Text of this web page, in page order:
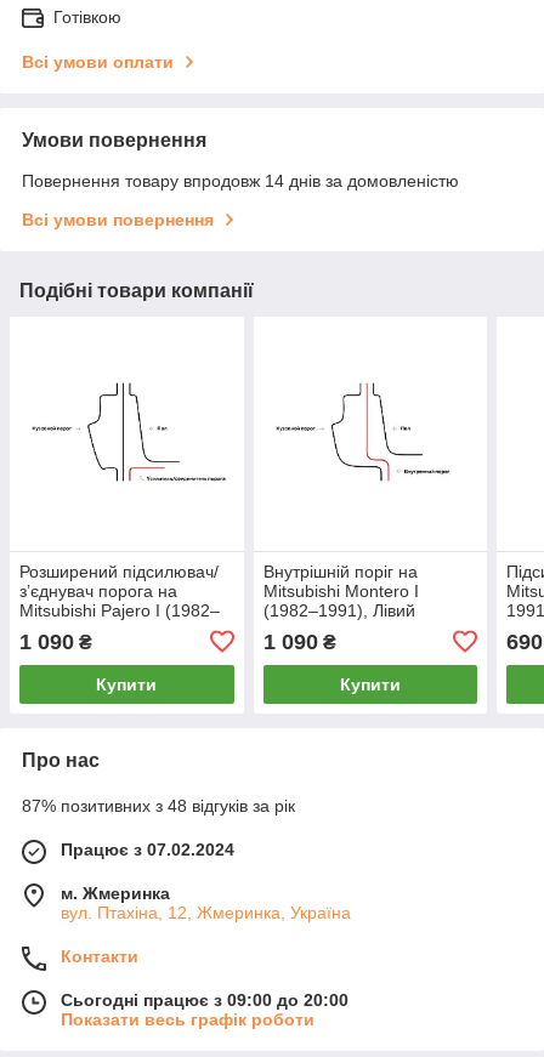
Готівкою
Всі умови оплати
Умови повернення
Повернення товару впродовж 14 днів за домовленістю
Всі умови повернення
Подібні товари компанії
Розширений підсилювач/
зʼєднувач порога на
Mitsubishi Pajero I (1982–
1 090 ₴
Купити
Внутрішній поріг на
Mitsubishi Montero I
(1982–1991), Лівий
1 090₴
Купити
690
Про нас
87% позитивних з 48 відгуків за рік
Працює з 07.02.2024
м. Жмеринка
вул. Птахіна, 12, Жмеринка, Україна
Контакти
Сьогодні працює з 09:00 до 20:00
Показати весь графік роботи